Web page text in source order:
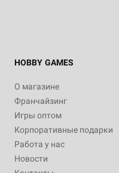
HOBBY GAMES
О магазине
Франчайзинг
Игры оптом
Корпоративные подарки
Работа у нас
Новости